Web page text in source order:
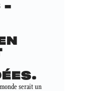
–
serait un